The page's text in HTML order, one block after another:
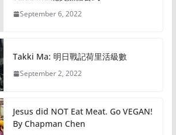
September 6, 2022
Takki Ma: 明日戰記荷里活級數
September 2, 2022
Jesus did NOT Eat Meat. Go VEGAN!
By Chapman Chen